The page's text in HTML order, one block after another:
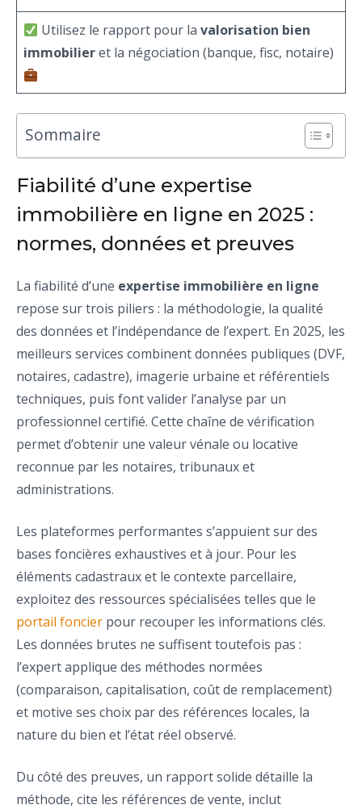
Utilisez le rapport pour lavalorisation bien
immobilieret la négociation (banque, fisc, notaire)
Sommaire
Fiabilité d’une expertise
immobilière en ligne en 2025 :
normes, données et preuves
La fiabilité d’une expertise immobilière en ligne
repose sur trois piliers : la méthodologie, la qualité
des données et l’indépendance de l’expert. En 2025, les
meilleurs services combinent données publiques (DVF,
notaires, cadastre), imagerie urbaine et référentiels
techniques, puis font valider l’analyse par un
professionnel certifié. Cette chaîne de vérification
permet d’obtenir une valeur vénale ou locative
reconnue par les notaires, tribunaux et
administrations.
Les plateformes performantes s’appuient sur des
bases foncières exhaustives et à jour. Pour les
éléments cadastraux et le contexte parcellaire,
exploitez des ressources spécialisées telles que le
portail foncier pour recouper les informations clés.
Les données brutes ne suffisent toutefois pas :
l’expert applique des méthodes normées
(comparaison, capitalisation, coût de remplacement)
et motive ses choix par des références locales, la
nature du bien et l’état réel observé.
Du côté des preuves, un rapport solide détaille la
méthode, cite les références de vente, inclut